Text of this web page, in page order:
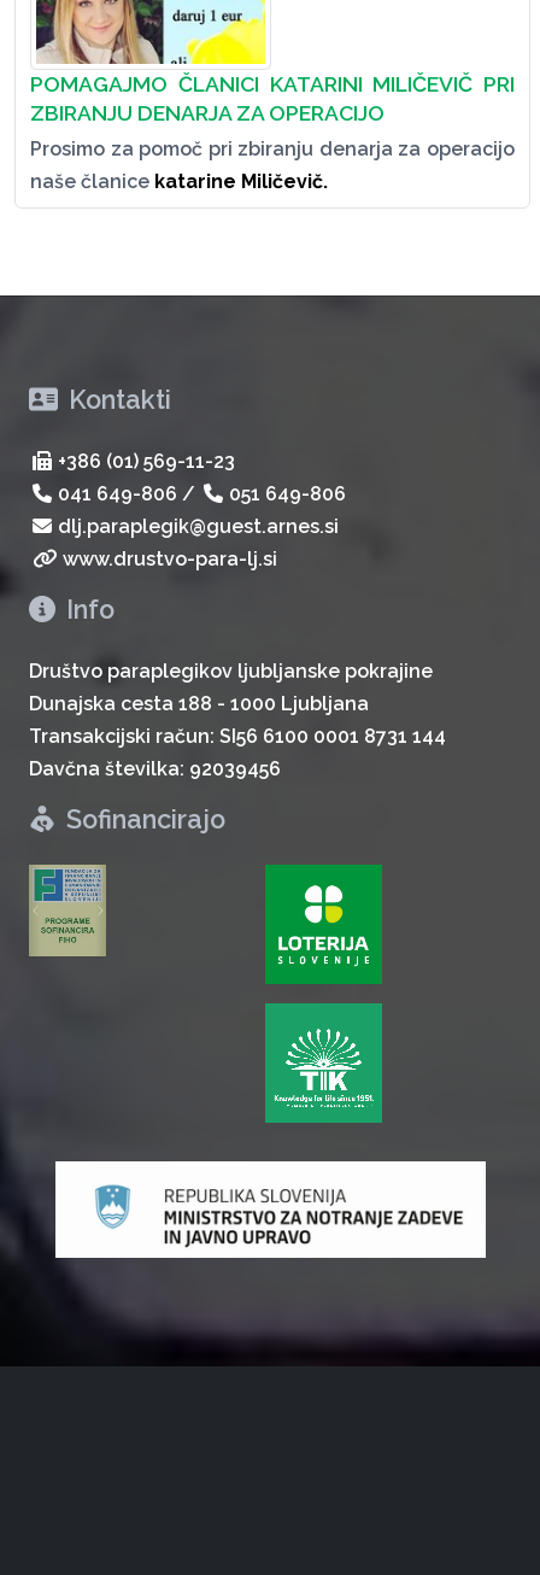
POMAGAJMO ČLANICI KATARINI MILIČEVIČ PRI
ZBIRANJU DENARJA ZA OPERACIJO
Prosimo za pomoč pri zbiranju denarja za operacijo
naše članice katarine Miličevič.
Kontakti
+386 (01) 569-11-23
041 649-806 /
051 649-806
dlj.paraplegik@guest.arnes.si
www.drustvo-para-lj.si
Info
Društvo paraplegikov ljubljanske pokrajine
Dunajska cesta 188 - 1000 Ljubljana
Transakcijski račun: SI56 6100 0001 8731 144
Davčna številka: 92039456
zurück
Sofinancirajo